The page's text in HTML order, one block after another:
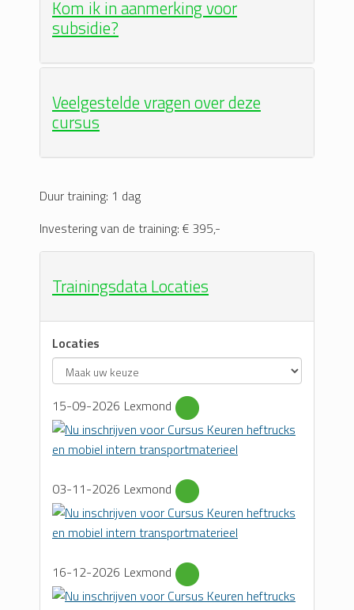
Kom ik in aanmerking voor
subsidie?
Veelgestelde vragen over deze
cursus
Duur training: 1 dag
Investering van de training: € 395,-
Trainingsdata Locaties
Locaties
15-09-2026 Lexmond
03-11-2026 Lexmond
16-12-2026 Lexmond